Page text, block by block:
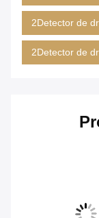
2Detector de
2Detector de